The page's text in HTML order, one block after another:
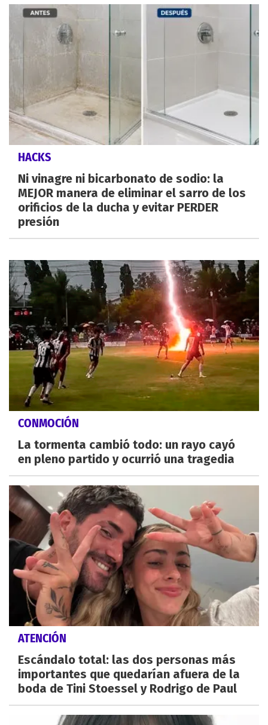
HACKS
Ni vinagre ni bicarbonato de sodio: la
MEJOR manera de eliminar el sarro de los
orificios de la ducha y evitar PERDER
presión
CONMOCIÓN
La tormenta cambió todo: un rayo cayó
en pleno partido y ocurrió una tragedia
ATENCIÓN
Escándalo total: las dos personas más
importantes que quedarían afuera de la
boda de Tini Stoessel y Rodrigo de Paul